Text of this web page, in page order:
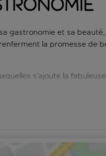
gastronomie et sa beauté,
la promesse de
s’ajoute la
institutions
vous dans